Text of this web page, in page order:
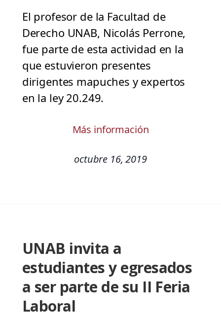
El profesor de la Facultad de
Derecho UNAB, Nicolás Perrone,
fue parte de esta actividad en la
que estuvieron presentes
dirigentes mapuches y expertos
en la ley 20.249.
Más información
octubre 16, 2019
UNAB invita a
estudiantes y egresados
a ser parte de su II Feria
Laboral